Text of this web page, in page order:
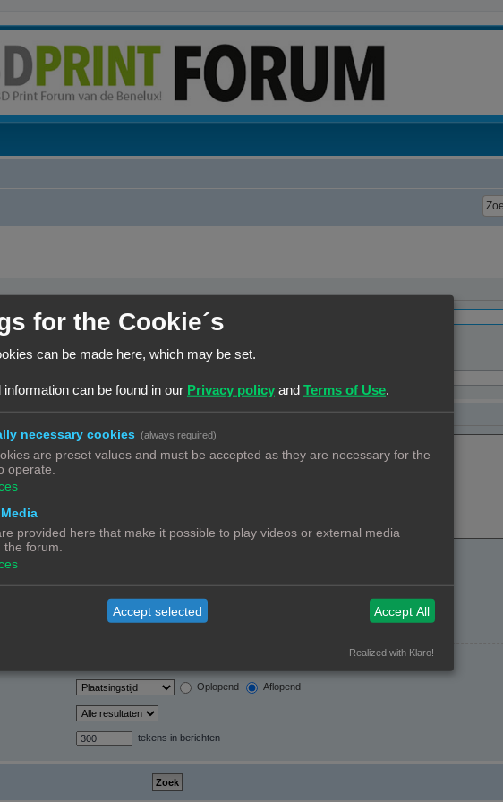
dat niet
haakjes
Zoek naar alle termen of gebruik de zoekopdracht zoals het is ingevuld
Zoek naar één van de termen
Alleen onderwerptitels
Alleen eerste bericht van onderwerp
Oplopend Aflopend
tekens in berichten
for the Cookie´s
can be made here, which may be set.
can be found in our Privacy policy and Terms of Use.
necessary cookies (always required)
are preset values and must be accepted as they are necessary for the
operate.
provided here that make it possible to play videos or external media
forum.
Accept selected Accept All
Realized with Klaro!